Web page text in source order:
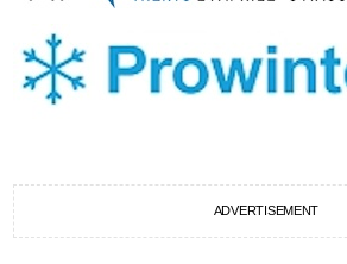
ADVERTISEMENT